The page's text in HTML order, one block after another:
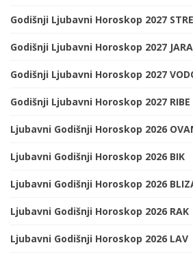
Godišnji Ljubavni Horoskop 2027
Godišnji Ljubavni Horoskop 2027
Godišnji Ljubavni Horoskop 2027
Godišnji Ljubavni Horoskop 2027 RIBE
Ljubavni Godišnji Horoskop 2026
Ljubavni Godišnji Horoskop 2026 BIK
Ljubavni Godišnji Horoskop 2026
Ljubavni Godišnji Horoskop 2026 RAK
Ljubavni Godišnji Horoskop 2026 LAV